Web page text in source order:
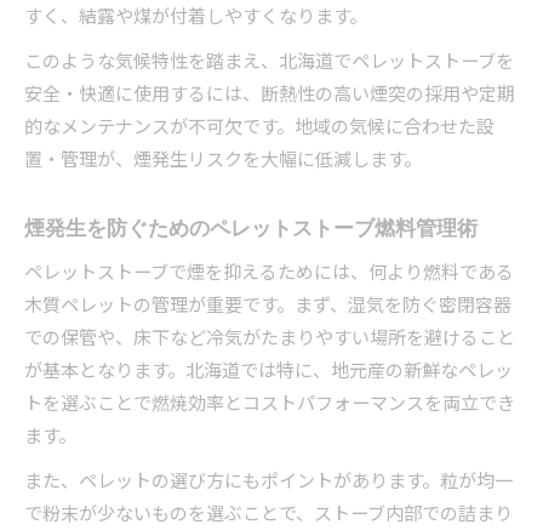
すく、結露や煤が付着しやすくなります。
このような気候特性を踏まえ、北海道でペレットストーブを
安全・快適に使用するには、断熱性の高い煙突の採用や定期
的なメンテナンスが不可欠です。地域の気候に合わせた設
置・管理が、煙発生リスクを大幅に低減します。
煙発生を防ぐためのペレットストーブ燃料管理術
ペレットストーブで煙を抑えるためには、何より燃料である
木質ペレットの管理が重要です。まず、湿気を防ぐ密閉容器
での保管や、床下など冷気がたまりやすい場所を避けること
が基本となります。北海道では特に、地元産の新鮮なペレッ
トを選ぶことで燃焼効率とコストパフォーマンスを両立でき
ます。
また、ペレットの選び方にもポイントがあります。粒が均一
で粉末が少ないものを選ぶことで、ストーブ内部での詰まり